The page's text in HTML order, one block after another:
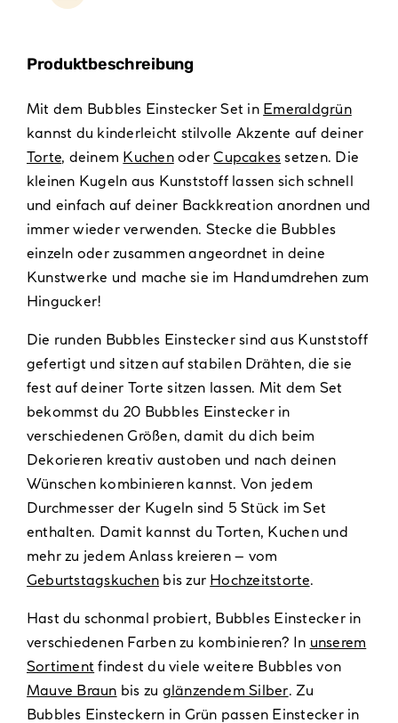
Produktbeschreibung
Mit dem Bubbles Einstecker Set in Emeraldgrün
kannst du kinderleicht stilvolle Akzente auf deiner
Torte, deinem Kuchenoder Cupcakes setzen. Die
kleinen Kugeln aus Kunststoff lassen sich schnell
und einfach auf deiner Backkreation anordnen und
immer wieder verwenden. Stecke die Bubbles
einzeln oder zusammen angeordnet in deine
Kunstwerke und mache sie im Handumdrehen zum
Hingucker!
Die runden Bubbles Einstecker sind aus Kunststoff
gefertigt und sitzen auf stabilen Drähten, die sie
fest auf deiner Torte sitzen lassen. Mit dem Set
bekommst du 20 Bubbles Einstecker in
verschiedenen Größen, damit du dich beim
Dekorieren kreativ austoben und nach deinen
Wünschen kombinieren kannst. Von jedem
Durchmesser der Kugeln sind 5 Stück im Set
enthalten. Damit kannst du Torten, Kuchen und
mehr zu jedem Anlass kreieren – vom
Geburtstagskuchen bis zur Hochzeitstorte.
Hast du schonmal probiert, Bubbles Einstecker in
verschiedenen Farben zu kombinieren? In unserem
Sortiment findest du viele weitere Bubbles von
Mauve Braun bis zu glänzendem Silber. Zu
Bubbles Einsteckern in Grün passen Einstecker in